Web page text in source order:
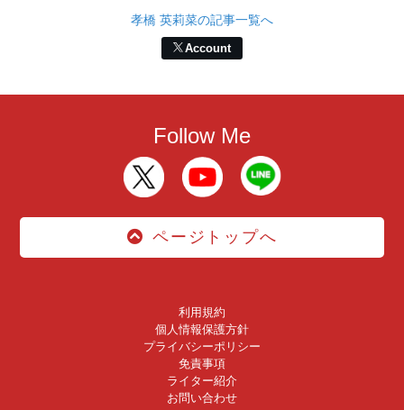
孝橋 英莉菜の記事一覧へ
Account
Follow Me
ページトップへ
利用規約
個人情報保護方針
プライバシーポリシー
免責事項
ライター紹介
お問い合わせ